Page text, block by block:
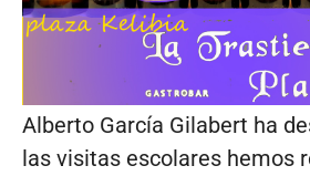
Alberto García Gilabert ha
las visitas escolares hemos